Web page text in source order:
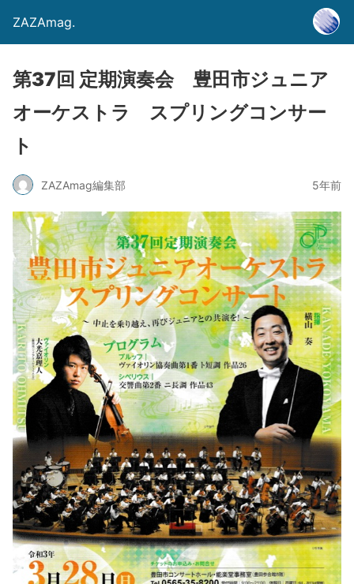
ZAZAmag.
第37回 定期演奏会 豊田市ジュニア
オーケストラ スプリングコンサー
ト
ZAZAmag編集部 5年前